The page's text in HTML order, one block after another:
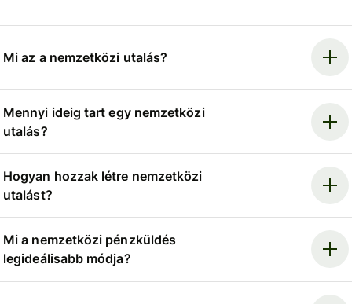
Mi az a nemzetközi utalás?
Mennyi ideig tart egy nemzetközi
utalás?
Hogyan hozzak létre nemzetközi
utalást?
Mi a nemzetközi pénzküldés
legideálisabb módja?